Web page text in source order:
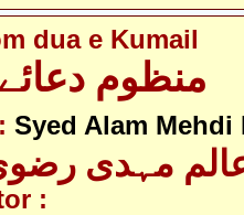
dua e Kumail
منظوم
Syed Alam Mehdi
مہدی
: